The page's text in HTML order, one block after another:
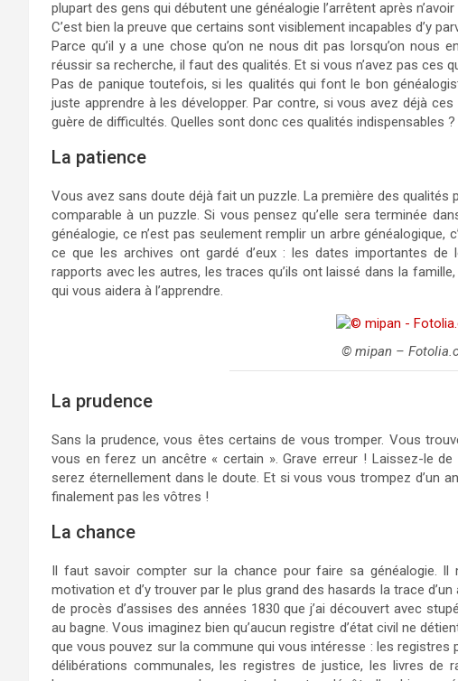
plupart des gens qui débutent une généalogie l’arrêtent après
C’est bien la preuve que certains sont visiblement incapables d’y
Parce qu’il y a une chose qu’on ne nous dit pas lorsqu’on nous
réussir sa recherche, il faut des qualités. Et si vous n’avez pas ces
Pas de panique toutefois, si les qualités qui font le bon
juste apprendre à les développer. Par contre, si vous avez déjà
guère de difficultés. Quelles sont donc ces qualités indispensables ?
La patience
Vous avez sans doute déjà fait un puzzle. La première des qualités
comparable à un puzzle. Si vous pensez qu’elle sera terminée
généalogie, ce n’est pas seulement remplir un arbre
ce que les archives ont gardé d’eux : les dates importantes de
rapports avec les autres, les traces qu’ils ont laissé dans la
qui vous aidera à l’apprendre.
© mipan –
La prudence
Sans la prudence, vous êtes certains de vous tromper. Vous
vous en ferez un ancêtre « certain ». Grave erreur ! Laissez-le
serez éternellement dans le doute. Et si vous vous trompez d’un
finalement pas les vôtres !
La chance
Il faut savoir compter sur la chance pour faire sa généalogie. Il
motivation et d’y trouver par le plus grand des hasards la trace
de procès d’assises des années 1830 que j’ai découvert avec
au bagne. Vous imaginez bien qu’aucun registre d’état civil ne
que vous pouvez sur la commune qui vous intéresse : les registres
délibérations communales, les registres de justice, les livres